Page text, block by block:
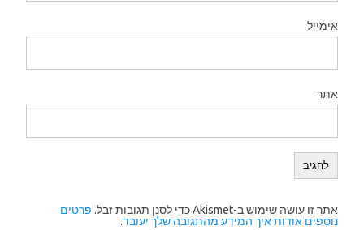
אימייל
אתר
אתר זו עושה שימוש ב-Akismet כדי לסנן תגובות זבל.
פרטים
נוספים אודות איך המידע מהתגובה שלך יעובד.